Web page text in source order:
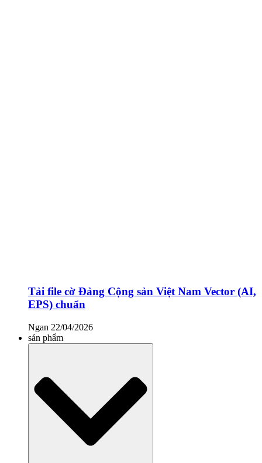
Tải file cờ Đảng Cộng sản Việt Nam Vector (AI,
EPS) chuẩn
Ngan 22/04/2026
sản phẩm